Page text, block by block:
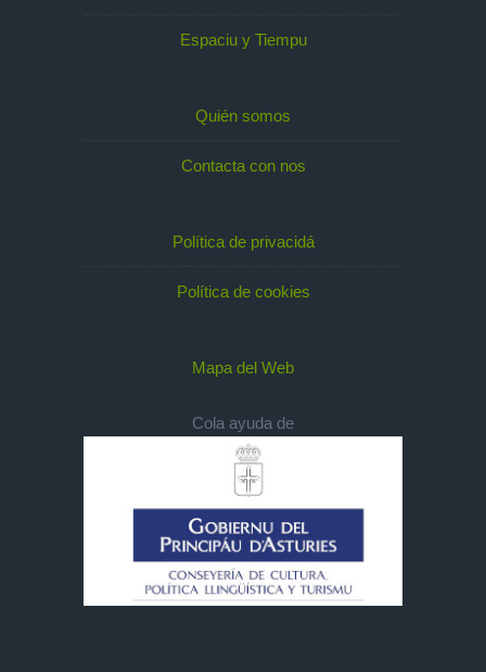
Espaciu y Tiempu
Quién somos
Contacta con nos
Política de privacidá
Política de cookies
Mapa del Web
Cola ayuda de